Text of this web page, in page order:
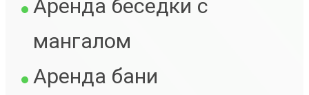
Аренда беседки с
мангалом
Аренда бани